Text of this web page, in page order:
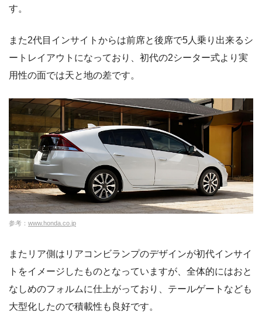
す。
また2代目インサイトからは前席と後席で5人乗り出来るシ
ートレイアウトになっており、初代の2シーター式より実
用性の面では天と地の差です。
参考： www.honda.co.jp
またリア側はリアコンビランプのデザインが初代インサイ
トをイメージしたものとなっていますが、全体的にはおと
なしめのフォルムに仕上がっており、テールゲートなども
大型化したので積載性も良好です。